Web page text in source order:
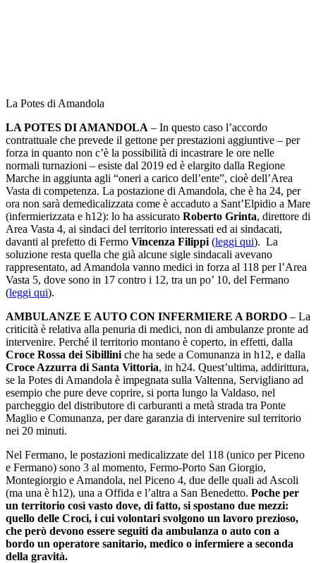
La Potes di Amandola
LA POTES DI AMANDOLA – In questo caso l’accordo
contrattuale che prevede il gettone per prestazioni aggiuntive – per
forza in quanto non c’è la possibilità di incastrare le ore nelle
normali turnazioni – esiste dal 2019 ed è elargito dalla Regione
Marche in aggiunta agli “oneri a carico dell’ente”, cioè dell’Area
Vasta di competenza. La postazione di Amandola, che è ha 24, per
ora non sarà demedicalizzata come è accaduto a Sant’Elpidio a Mare
(infermierizzata e h12): lo ha assicurato Roberto Grinta, direttore di
Area Vasta 4, ai sindaci del territorio interessati ed ai sindacati,
davanti al prefetto di Fermo Vincenza Filippi (leggi qui). La
soluzione resta quella che già alcune sigle sindacali avevano
rappresentato, ad Amandola vanno medici in forza al 118 per l’Area
Vasta 5, dove sono in 17 contro i 12, tra un po’ 10, del Fermano
(leggi qui).
AMBULANZE E AUTO CON INFERMIERE A BORDO – La
criticità è relativa alla penuria di medici, non di ambulanze pronte ad
intervenire. Perché il territorio montano è coperto, in effetti, dalla
Croce Rossa dei Sibillini che ha sede a Comunanza in h12, e dalla
Croce Azzurra di Santa Vittoria, in h24. Quest’ultima, addirittura,
se la Potes di Amandola è impegnata sulla Valtenna, Servigliano ad
esempio che pure deve coprire, si porta lungo la Valdaso, nel
parcheggio del distributore di carburanti a metà strada tra Ponte
Maglio e Comunanza, per dare garanzia di intervenire sul territorio
nei 20 minuti.
Nel Fermano, le postazioni medicalizzate del 118 (unico per Piceno
e Fermano) sono 3 al momento, Fermo-Porto San Giorgio,
Montegiorgio e Amandola, nel Piceno 4, due delle quali ad Ascoli
(ma una è h12), una a Offida e l’altra a San Benedetto. Poche per
un territorio così vasto dove, di fatto, si spostano due mezzi:
quello delle Croci, i cui volontari svolgono un lavoro prezioso,
che però devono essere seguiti da ambulanza o auto con a
bordo un operatore sanitario, medico o infermiere a seconda
della gravità.